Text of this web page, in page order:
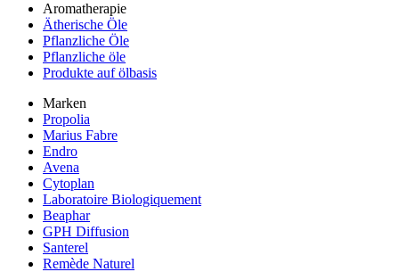
Aromatherapie
Ätherische Öle
Pflanzliche Öle
Pflanzliche öle
Produkte auf ölbasis
Marken
Propolia
Marius Fabre
Endro
Avena
Cytoplan
Laboratoire Biologiquement
Beaphar
GPH Diffusion
Santerel
Remède Naturel